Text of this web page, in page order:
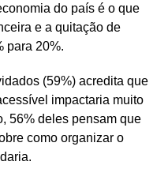
do país é o que
e a quitação de
para 20%.
(59%) acredita que
impactaria muito
56% deles pensam que
como organizar o